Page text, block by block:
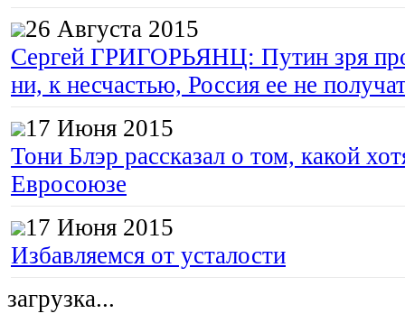
26 Августа 2015
Сергей ГРИГОРЬЯНЦ: Путин зря
ни, к несчастью, Россия ее не
17 Июня 2015
Тони Блэр рассказал о том, какой
Евросоюзе
17 Июня 2015
Избавляемся от усталости
загрузка...